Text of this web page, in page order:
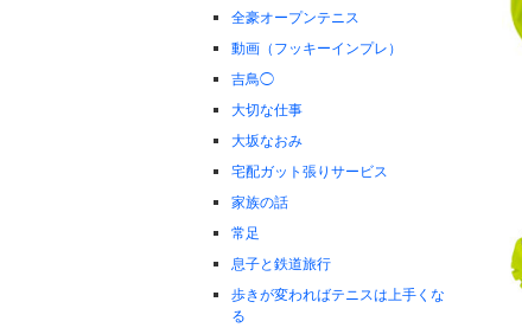
全豪オープンテニス
動画（フッキーインプレ）
吉鳥◯
大切な仕事
大坂なおみ
宅配ガット張りサービス
家族の話
常足
息子と鉄道旅行
歩きが変わればテニスは上手くな
る